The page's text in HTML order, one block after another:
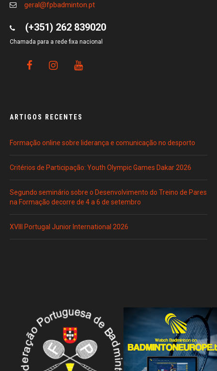
geral@fpbadminton.pt
(+351) 262 839020
Chamada para a rede fixa nacional
ARTIGOS RECENTES
Formação online sobre liderança e comunicação no desporto
Critérios de Participação: Youth Olympic Games Dakar 2026
Segundo seminário sobre o Desenvolvimento do Treino de Pares
na Formação decorre de 4 a 6 de setembro
XVIII Portugal Junior International 2026